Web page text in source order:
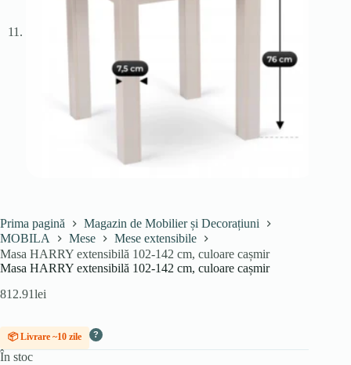
Prima pagină
Magazin de Mobilier și Decorațiuni
MOBILA
Mese
Mese extensibile
Masa HARRY extensibilă 102-142 cm, culoare cașmir
Masa HARRY extensibilă 102-142 cm, culoare cașmir
812.91lei
📦 Livrare ~10 zile ?
În stoc